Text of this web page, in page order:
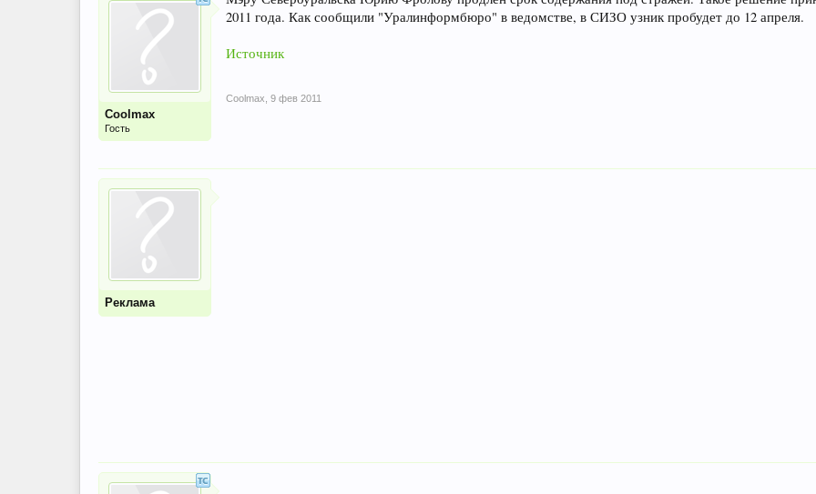
Coolmax
Гость
2011 года. Как сообщили "Уралинформбюро" в ведомстве, в СИЗО узник пробудет до 12 апреля.
Источник
Coolmax 9 фев 2011
Реклама